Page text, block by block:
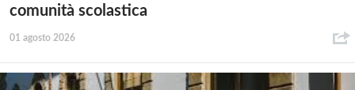
comunità scolastica
01 agosto 2026